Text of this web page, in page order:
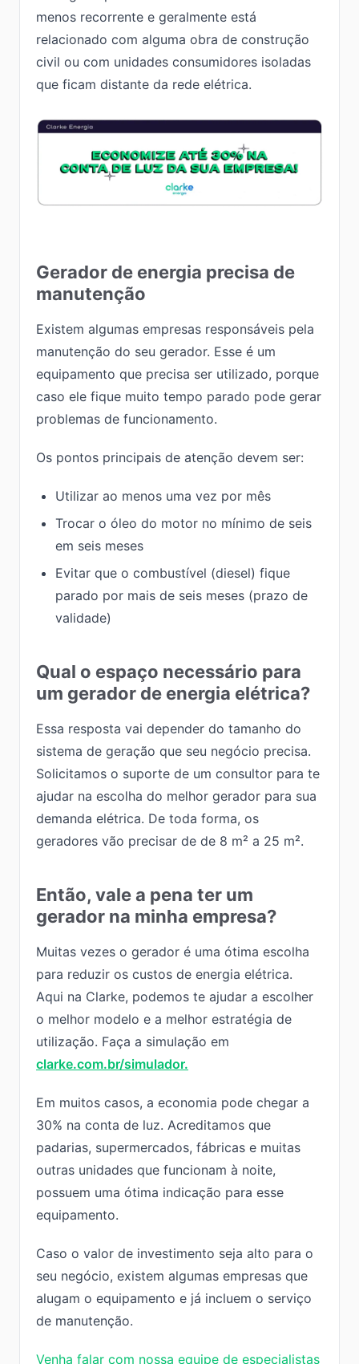
menos recorrente e geralmente está
relacionado com alguma obra de construção
civil ou com unidades consumidores isoladas
que ficam distante da rede elétrica.
Gerador de energia precisa de
manutenção
Existem algumas empresas responsáveis pela
manutenção do seu gerador. Esse é um
equipamento que precisa ser utilizado, porque
caso ele fique muito tempo parado pode gerar
problemas de funcionamento.
Os pontos principais de atenção devem ser:
Utilizar ao menos uma vez por mês
Trocar o óleo do motor no mínimo de seis
em seis meses
Evitar que o combustível (diesel) fique
parado por mais de seis meses (prazo de
validade)
Qual o espaço necessário para
um gerador de energia elétrica?
Essa resposta vai depender do tamanho do
sistema de geração que seu negócio precisa.
Solicitamos o suporte de um consultor para te
ajudar na escolha do melhor gerador para sua
demanda elétrica. De toda forma, os
geradores vão precisar de de 8 m² a 25 m².
Então, vale a pena ter um
gerador na minha empresa?
Muitas vezes o gerador é uma ótima escolha
para reduzir os custos de energia elétrica.
Aqui na Clarke, podemos te ajudar a escolher
o melhor modelo e a melhor estratégia de
utilização. Faça a simulação em
clarke.com.br/simulador.
Em muitos casos, a economia pode chegar a
30% na conta de luz. Acreditamos que
padarias, supermercados, fábricas e muitas
outras unidades que funcionam à noite,
possuem uma ótima indicação para esse
equipamento.
Caso o valor de investimento seja alto para o
seu negócio, existem algumas empresas que
alugam o equipamento e já incluem o serviço
de manutenção.
Venha falar com nossa equipe de especialistas